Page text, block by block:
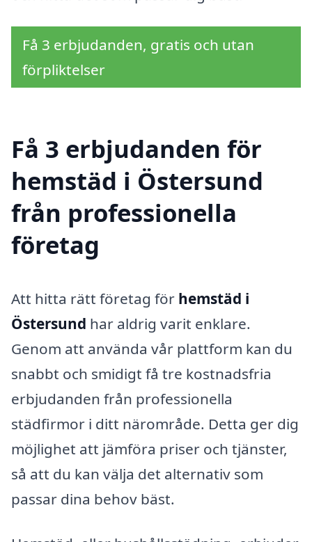
Få 3 erbjudanden, gratis och utan
förpliktelser
Få 3 erbjudanden för
hemstäd i Östersund
från professionella
företag
Att hitta rätt företag för hemstäd i
Östersund har aldrig varit enklare.
Genom att använda vår plattform kan du
snabbt och smidigt få tre kostnadsfria
erbjudanden från professionella
städfirmor i ditt närområde. Detta ger dig
möjlighet att jämföra priser och tjänster,
så att du kan välja det alternativ som
passar dina behov bäst.